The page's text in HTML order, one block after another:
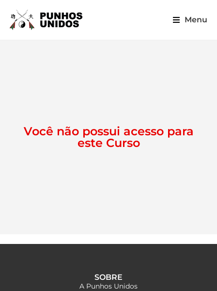
Menu
Você não possui acesso para
este Curso
SOBRE
A Punhos Unidos